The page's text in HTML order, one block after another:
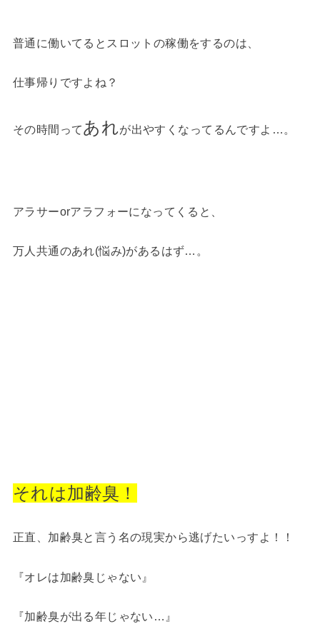
普通に働いてるとスロットの稼働をするのは、
仕事帰りですよね？
その時間ってあれが出やすくなってるんですよ…。
アラサーorアラフォーになってくると、
万人共通のあれ(悩み)があるはず…。
それは加齢臭！
正直、加齢臭と言う名の現実から逃げたいっすよ！！
『オレは加齢臭じゃない』
『加齢臭が出る年じゃない…』